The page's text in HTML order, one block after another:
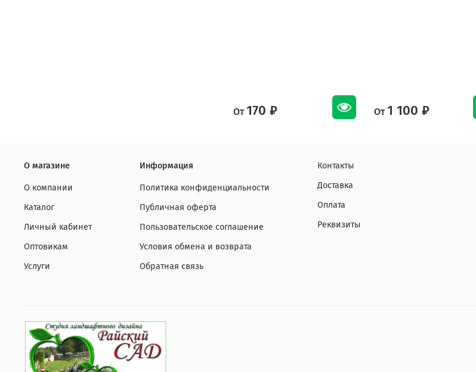
От 170 ₽ От 1 100 ₽
О магазине
О компании
Каталог
Личный кабинет
Оптовикам
Услуги
Информация
Политика конфиденциальности
Публичная оферта
Пользовательское соглашение
Условия обмена и возврата
Обратная связь
Контакты
Доставка
Оплата
Реквизиты